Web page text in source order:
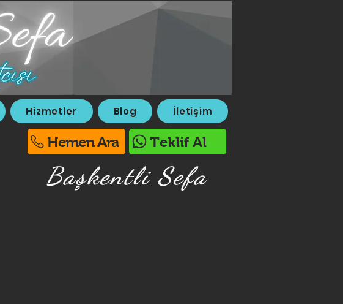
Hizmetler Blog İletişim
Hemen Ara Teklif Al
Başkentli Sefa